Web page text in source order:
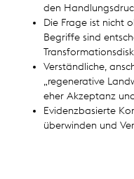
den
Die Frage ist nicht
Begriffe sind
Verständliche,
„regenerative
eher Akzeptanz
Evidenzbasierte
überwinden und